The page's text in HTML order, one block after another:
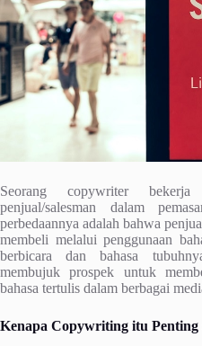
Seorang copywriter
penjual/salesman dalam
perbedaannya adalah bahwa
membeli melalui penggunaan
berbicara dan bahasa
membujuk prospek untuk
bahasa tertulis dalam berbagai
Kenapa Copywriting itu Penting